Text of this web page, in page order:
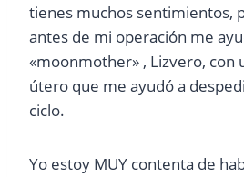
tienes muchos sentimientos,
antes de mi operación me
«moonmother» , Lizvero, con
útero que me ayudó a
ciclo.
Yo estoy MUY contenta de